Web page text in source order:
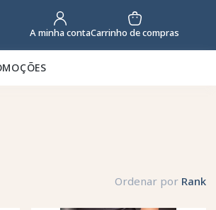
A minha contaCarrinho de compras
Ordenar por Rank